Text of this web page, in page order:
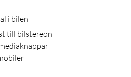
i bilen
till bilstereon